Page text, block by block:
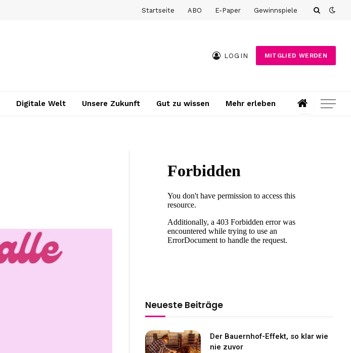
Startseite ABO E-Paper Gewinnspiele
LOGIN MITGLIED WERDEN
Digitale Welt Unsere Zukunft Gut zu wissen Mehr erleben
Neueste Beiträge
Der Bauernhof-Effekt, so klar wie
nie zuvor